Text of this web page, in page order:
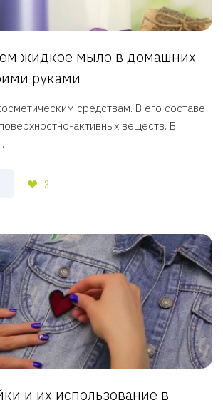
жидкое мыло в домашних
руками
средствам. В его составе
активных веществ. В
3
и их использование в